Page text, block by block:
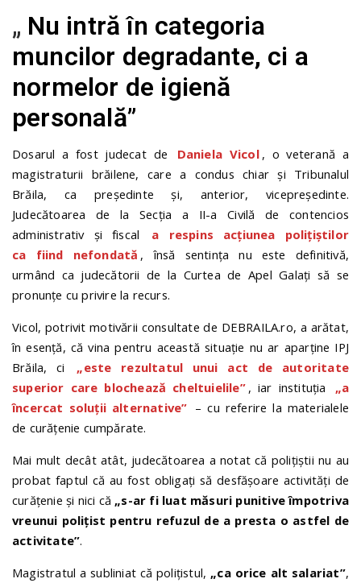
„ Nu intră în categoria
muncilor degradante, ci a
normelor de igienă
personală”
Dosarul a fost judecat de Daniela Vicol , o veterană a
magistraturii brăilene, care a condus chiar și Tribunalul
Brăila, ca președinte și, anterior, vicepreședinte.
Judecătoarea de la Secția a II-a Civilă de contencios
administrativ și fiscal
a respins acțiunea polițiștilor
ca fiind nefondată , însă sentința nu este definitivă,
urmând ca judecătorii de la Curtea de Apel Galați să se
pronunțe cu privire la recurs.
Vicol, potrivit motivării consultate de DEBRAILA.ro, a arătat,
în esență, că vina pentru această situație nu ar aparține IPJ
Brăila, ci
„este rezultatul unui act de autoritate
superior care blochează cheltuielile” , iar instituția
„a
încercat soluții alternative” – cu referire la materialele
de curățenie cumpărate.
Mai mult decât atât, judecătoarea a notat că polițiștii nu au
probat faptul că au fost obligați să desfășoare activități de
curățenie și nici că „s-ar fi luat măsuri punitive împotriva
vreunui polițist pentru refuzul de a presta o astfel de
activitate”.
Magistratul a subliniat că polițistul, „ca orice alt salariat”,